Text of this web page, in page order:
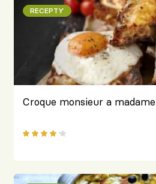
RECEPTY
Croque monsieur a madame